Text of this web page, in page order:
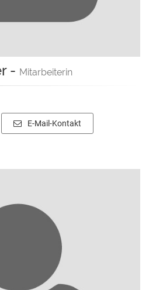
- Mitarbeiterin
E-Mail-Kontakt